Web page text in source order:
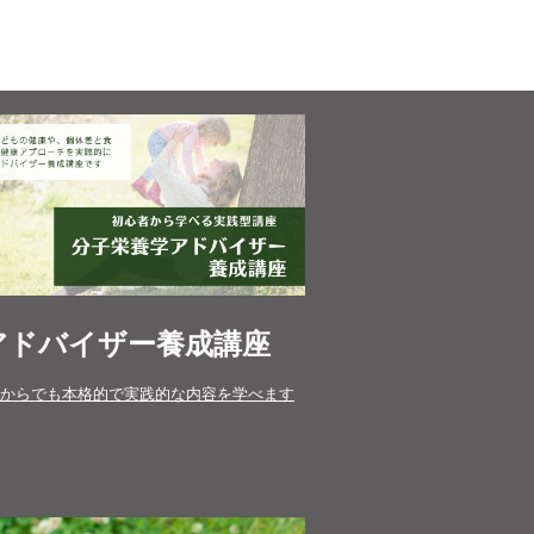
ドバイザー養成講座
らでも本格的で実践的な内容を学べます